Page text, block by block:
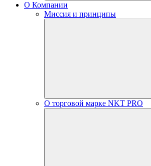
О Компании
Миссия и принципы
О торговой марке NKT PRO